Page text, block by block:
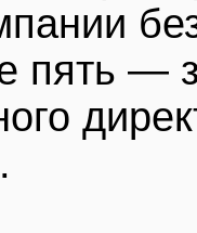
пять —